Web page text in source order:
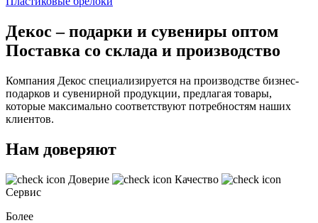
Декос – подарки и сувениры оптом
Поставка со склада и производство
Компания Декос специализируется на производстве бизнес-
подарков и сувенирной продукции, предлагая товары,
которые максимально соответствуют потребностям наших
клиентов.
Нам доверяют
Доверие
Качество
Сервис
Более